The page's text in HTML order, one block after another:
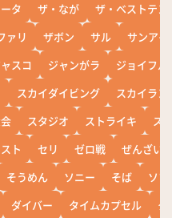
タ ザ・なが
ザ・ベストテン
ァリ ザボン サル
サンアイ
スコ ジャンがラ
ジョイフル
スカイダイビング
スカイラン
スタジオ ストライキ
ス
ト セリ ゼロ戦
ぜんざい
そうめん ソニー そば
ソ
ダイバー タイムカプセル
タ